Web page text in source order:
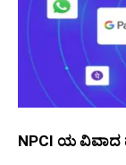
NPCI ಯ